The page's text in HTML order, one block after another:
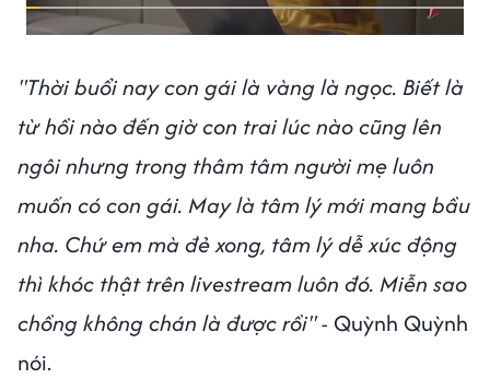
"Thời buổi nay con gái là vàng là ngọc. Biết là
từ hồi nào đến giờ con trai lúc nào cũng lên
ngôi nhưng trong thâm tâm người mẹ luôn
muốn có con gái. May là tâm lý mới mang bầu
nha. Chứ em mà đẻ xong, tâm lý dễ xúc động
thì khóc thật trên livestream luôn đó. Miễn sao
chồng không chán là được rồi"- Quỳnh Quỳnh
nói.